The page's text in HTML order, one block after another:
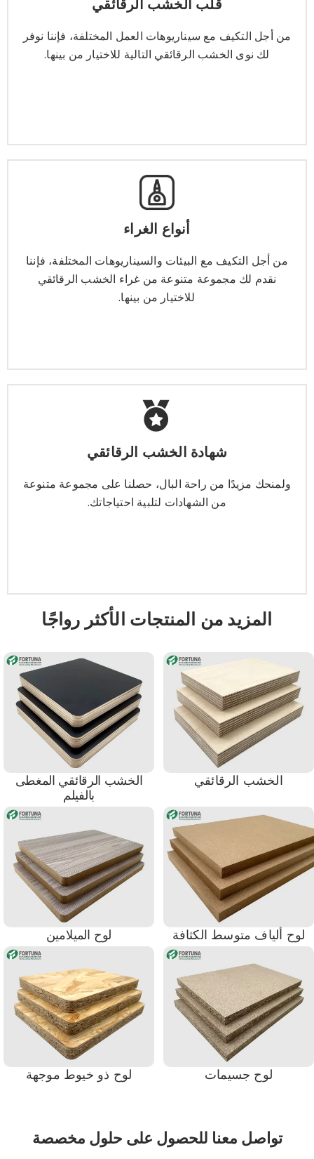
من أجل التكيف مع سيناريوهات العمل المختلفة، فإننا نوفر
لك نوى الخشب الرقائقي التالية للاختيار من بينها.
من أجل التكيف مع سيناريوهات العمل المختلفة، فإننا نوفر
لك نوى الخشب الرقائقي التالية للاختيار من بينها.
أنواع الغراء
من أجل التكيف مع البيئات والسيناريوهات المختلفة، فإننا
نقدم لك مجموعة متنوعة من غراء الخشب الرقائقي
للاختيار من بينها.
أنواع الغراء
من أجل التكيف مع البيئات والسيناريوهات المختلفة، فإننا
للاختيار من بينها.
شهادة الخشب الرقائقي
ولمنحك مزيدًا من راحة البال، حصلنا على مجموعة متنوعة
من الشهادات لتلبية احتياجاتك.
ولمنحك مزيدًا من راحة البال، حصلنا على مجموعة متنوعة
من الشهادات لتلبية احتياجاتك.
المزيد من المنتجات الأكثر رواجًا
الخشب الرقائقي
الخشب الرقائقي المغطى
بالفيلم
لوح ألياف متوسط ​​الكثافة لوح الميلامين
لوح جسيمات لوح ذو خيوط موجهة
تواصل معنا للحصول على حلول مخصصة